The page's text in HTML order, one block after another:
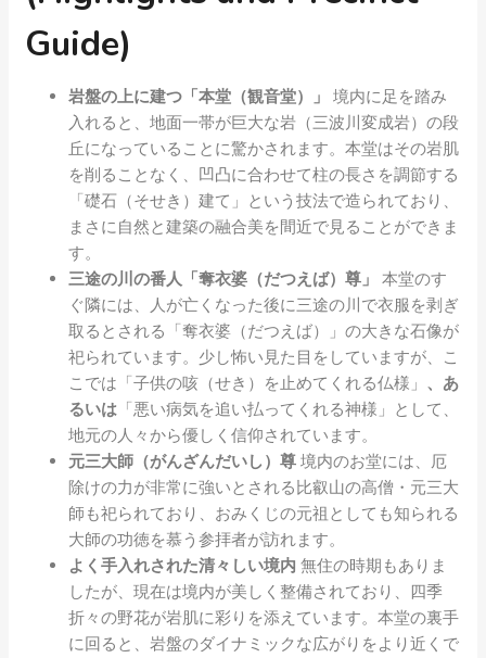
Guide)
岩盤の上に建つ「本堂（観音堂）」 境内に足を踏み
入れると、地面一帯が巨大な岩（三波川変成岩）の段
丘になっていることに驚かされます。本堂はその岩肌
を削ることなく、凹凸に合わせて柱の長さを調節する
「礎石（そせき）建て」という技法で造られており、
まさに自然と建築の融合美を間近で見ることができま
す。
三途の川の番人「奪衣婆（だつえば）尊」 本堂のす
ぐ隣には、人が亡くなった後に三途の川で衣服を剥ぎ
取るとされる「奪衣婆（だつえば）」の大きな石像が
祀られています。少し怖い見た目をしていますが、こ
こでは「子供の咳（せき）を止めてくれる仏様」 、あ
るいは 「悪い病気を追い払ってくれる神様」として、
地元の人々から優しく信仰されています。
元三大師（がんざんだいし）尊 境内のお堂には、厄
除けの力が非常に強いとされる比叡山の高僧・元三大
師も祀られており、おみくじの元祖としても知られる
大師の功徳を慕う参拝者が訪れます。
よく手入れされた清々しい境内 無住の時期もありま
したが、現在は境内が美しく整備されており、四季
折々の野花が岩肌に彩りを添えています。本堂の裏手
に回ると、岩盤のダイナミックな広がりをより近くで